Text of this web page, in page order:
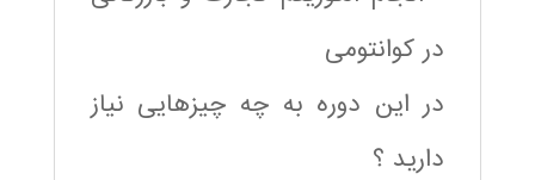
در کوانتومی
در این دوره به چه چیزهایی نیاز
دارید ؟